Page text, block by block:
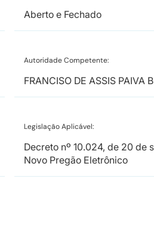
Aberto e Fechado
Autoridade Competente:
FRANCISO DE ASSIS PAIVA
Legislação Aplicável:
Decreto nº 10.024, de 20 de
Novo Pregão Eletrônico